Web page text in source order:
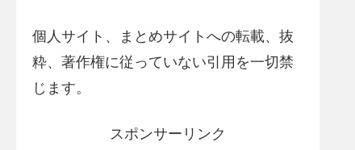
個人サイト、まとめサイトへの転載、抜
粋、著作権に従っていない引用を一切禁
じます。
スポンサーリンク